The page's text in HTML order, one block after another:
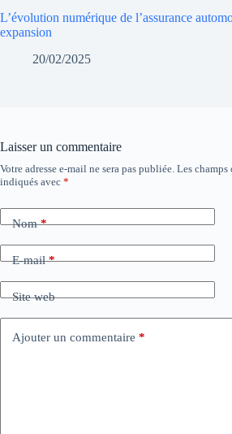
L’évolution numérique de l’assurance
expansion
20/02/2025
Laisser un commentaire
Votre adresse e-mail ne sera pas publiée. Les
indiqués avec *
Nom*
E-mail*
Site web
Ajouter un commentaire *